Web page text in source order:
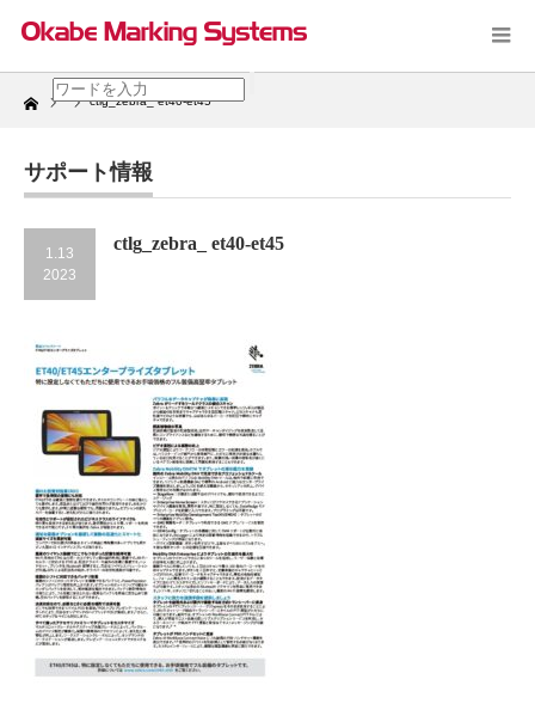
Home ctlg_zebra_ et40-et45
サポート情報
1.13
2023
ctlg_zebra_ et40-et45